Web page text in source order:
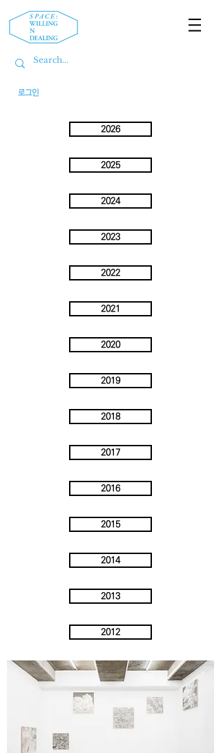
로그인
2026
2025
2024
2023
2022
2021
2020
2019
2018
2017
2016
2015
2014
2013
2012